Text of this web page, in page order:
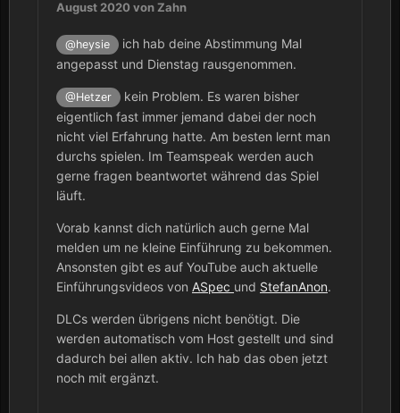
August 2020von Zahn
@heysie
ich hab deine Abstimmung Mal
angepasst und Dienstag rausgenommen.
@Hetzer
kein Problem. Es waren bisher
eigentlich fast immer jemand dabei der noch
nicht viel Erfahrung hatte. Am besten lernt man
durchs spielen. Im Teamspeak werden auch
gerne fragen beantwortet während das Spiel
läuft.
Vorab kannst dich natürlich auch gerne Mal
melden um ne kleine Einführung zu bekommen.
Ansonsten gibt es auf YouTube auch aktuelle
Einführungsvideos von ASpec und StefanAnon.
DLCs werden übrigens nicht benötigt. Die
werden automatisch vom Host gestellt und sind
dadurch bei allen aktiv. Ich hab das oben jetzt
noch mit ergänzt.